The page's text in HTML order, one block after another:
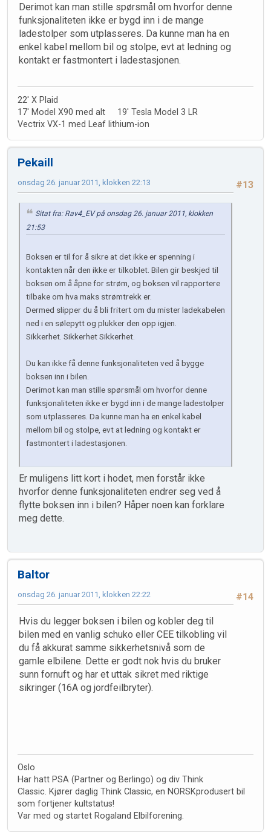
Derimot kan man stille spørsmål om hvorfor denne
funksjonaliteten ikke er bygd inn i de mange
ladestolper som utplasseres. Da kunne man ha en
enkel kabel mellom bil og stolpe, evt at ledning og
kontakt er fastmontert i ladestasjonen.
22' X Plaid
17' Model X90 med alt 19' Tesla Model 3 LR
Vectrix VX-1 med Leaf lithium-ion
Pekaill
#13
onsdag 26. januar 2011, klokken 22:13
Sitat fra: Rav4_EV på onsdag 26. januar 2011, klokken
21:53
Boksen er til for å sikre at det ikke er spenning i
kontakten når den ikke er tilkoblet. Bilen gir beskjed til
boksen om å åpne for strøm, og boksen vil rapportere
tilbake om hva maks strømtrekk er.
Dermed slipper du å bli fritert om du mister ladekabelen
ned i en sølepytt og plukker den opp igjen.
Sikkerhet. Sikkerhet Sikkerhet.
Du kan ikke få denne funksjonaliteten ved å bygge
boksen inn i bilen.
Derimot kan man stille spørsmål om hvorfor denne
funksjonaliteten ikke er bygd inn i de mange ladestolper
som utplasseres. Da kunne man ha en enkel kabel
mellom bil og stolpe, evt at ledning og kontakt er
fastmontert i ladestasjonen.
Er muligens litt kort i hodet, men forstår ikke
hvorfor denne funksjonaliteten endrer seg ved å
flytte boksen inn i bilen? Håper noen kan forklare
meg dette.
Baltor
#14
onsdag 26. januar 2011, klokken 22:22
Hvis du legger boksen i bilen og kobler deg til
bilen med en vanlig schuko eller CEE tilkobling vil
du få akkurat samme sikkerhetsnivå som de
gamle elbilene. Dette er godt nok hvis du bruker
sunn fornuft og har et uttak sikret med riktige
sikringer (16A og jordfeilbryter).
Oslo
Har hatt PSA (Partner og Berlingo) og div Think
Classic. Kjører daglig Think Classic, en NORSKprodusert bil
som fortjener kultstatus!
Var med og startet Rogaland Elbilforening.